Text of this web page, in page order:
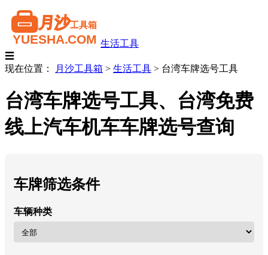
生活工具
☰
现在位置：
月沙工具箱 > 生活工具 > 台湾车牌选号工具
台湾车牌选号工具、台湾免费
线上汽车机车车牌选号查询
车牌筛选条件
车辆种类